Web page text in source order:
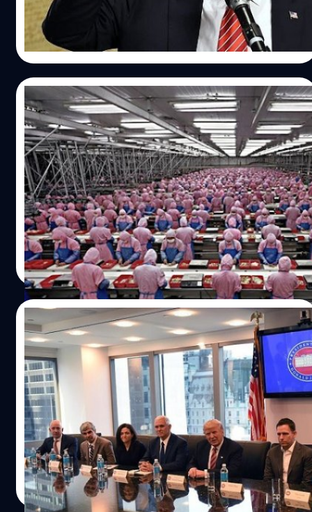
ปรีดี ฤกษ์วลีกุล | 3502 days ago
Read More
29/12/2016
รายงานล่าสุด! สายการผลิต iPhone ในจีน จะ
ไม่ย้ายฐานการผลิตไปอเมริกา
ในระหว่างการเดินสายหาเสียงของ Donlad Trump นั้น เขาได้
เน้นย้ำถึงนโยบายที่ต้องการให้บริษัทเทคโนโลยีของ
สหรัฐอเมริกาย้ายฐานการผลิตมายังตนเอง ด้วยเหตุที่ว่า
สหรัฐฯไม่ได้ประโยชน์มากนักจากยอดขายมหาศาลของอุุ
ปกรณ์เทคโนโลยีต่างๆ และเปรียบเสมือนผู้บริโภคจะต้องเสีย
เงินให้กับแรงงานต่างชาติเมื่อซื้อ iPhone แทนที่จะแรงงาน
ของประเทศตนเองจะได้
ปรีดี ฤกษ์วลีกุล| 3507 days ago
Read More
15/12/2016
ส่องการประชุม “ซีอีโอบริษัทเทคโนโลยีระดับ
โลก” กับ “Donald Trump” : ผลเป็นอย่างไร?
ไปต่อได้ไหม?
เป็นไปตามที่คาด ซีอีโอบริษัทเทคโนโลยีชั้นนำของโลกหลาย
คนได้เข้าร่วมประชุมกับนาย Donal Trump ณ อาคาร Trump
Tower เมื่อช่วงบ่ายวันพุธที่ 14 ธันวาคม 2016 ที่ผ่านมา โดยมี
ทั้ง Tim Cook ซีอีโอของ Apple, Jeff Bezos ซีอีโอของ
Amazon, Larry Page ซีอีโอ Alphabet Inc, Satya Nadella ซี
อีโอของ Microsoft และซีอีโออีกมากมายหลายท่าน
ปรีดี ฤกษ์วลีกุล| 3520 days ago
Read More